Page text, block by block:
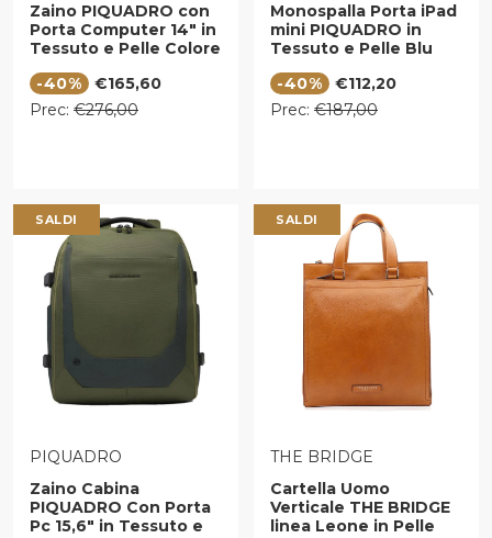
Zaino PIQUADRO con
Porta Computer 14" in
Tessuto e Pelle Colore
CA6620S136
-40%
Prezzo di vendita
€165,60
Prezzo regolare
Prec: €276,00
Monospalla Porta iPad
mini PIQUADRO in
Tessuto e Pelle Blu
CA6625S136
-40%
Prezzo di vendita
€112,20
Prezzo regolare
Prec: €187,00
SALDI
VENDITORE:
PIQUADRO
Zaino Cabina
PIQUADRO Con Porta
Pc 15,6" in Tessuto e
SALDI
VENDITORE:
THE BRIDGE
Cartella Uomo
Verticale THE BRIDGE
linea Leone in Pelle